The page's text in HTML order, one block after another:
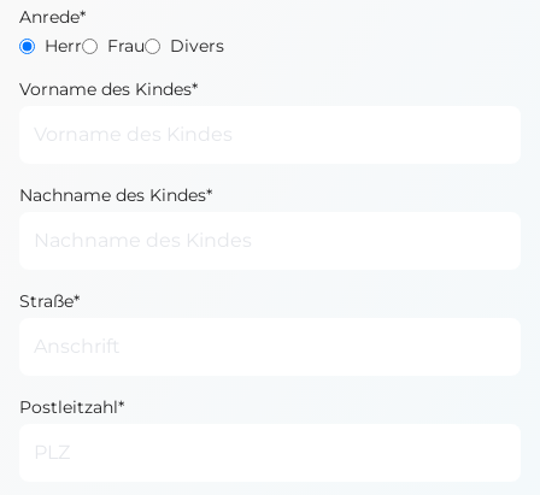
Anrede*
Herr
Frau
Divers
Vorname des Kindes*
Nachname des Kindes*
Straße*
Postleitzahl*